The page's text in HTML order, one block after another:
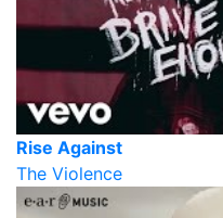
Rise Against
The Violence